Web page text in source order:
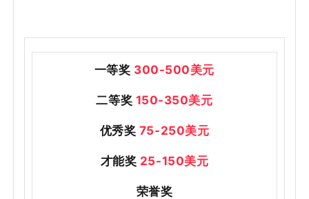
一等奖 300-500美元
二等奖 150-350美元
优秀奖 75-250美元
才能奖 25-150美元
荣誉奖